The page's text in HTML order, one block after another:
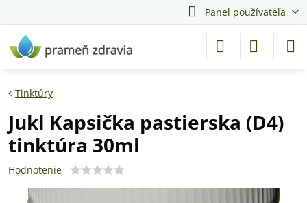
Panel používateľa
Tinktúry
Jukl Kapsička pastierska (D4)
tinktúra 30ml
Hodnotenie